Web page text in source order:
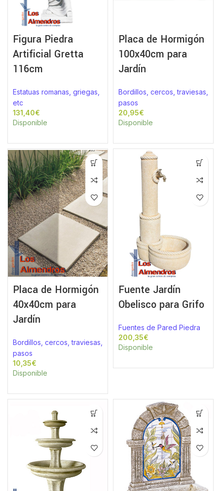
Figura Piedra
Artificial Gretta
116cm
Estatuas romanas, griegas,
etc
€
Disponible
Placa de Hormigón
100x40cm para
Jardín
Bordillos, cercos, traviesas,
pasos
€
Disponible
Placa de Hormigón
40x40cm para
Jardín
Bordillos, cercos, traviesas,
pasos
€
Disponible
Fuente Jardín
Obelisco para Grifo
Fuentes de Pared Piedra
€
Disponible